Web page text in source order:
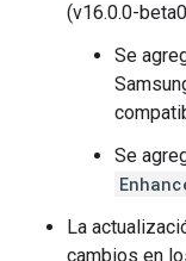
(v16.0.0-
Se
Se
La
cambios en